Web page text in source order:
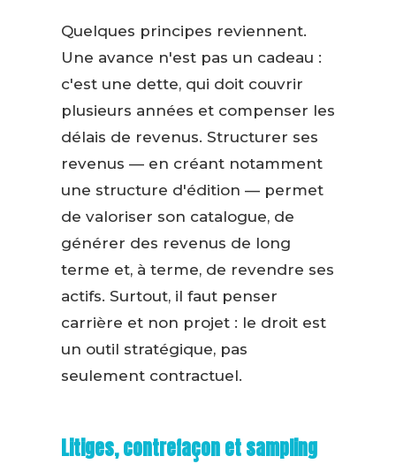
Quelques principes reviennent.
Une avance n'est pas un cadeau :
c'est une dette, qui doit couvrir
plusieurs années et compenser les
délais de revenus. Structurer ses
revenus — en créant notamment
une structure d'édition — permet
de valoriser son catalogue, de
générer des revenus de long
terme et, à terme, de revendre ses
actifs. Surtout, il faut penser
carrière et non projet : le droit est
un outil stratégique, pas
seulement contractuel.
Litiges, contrefaçon et sampling